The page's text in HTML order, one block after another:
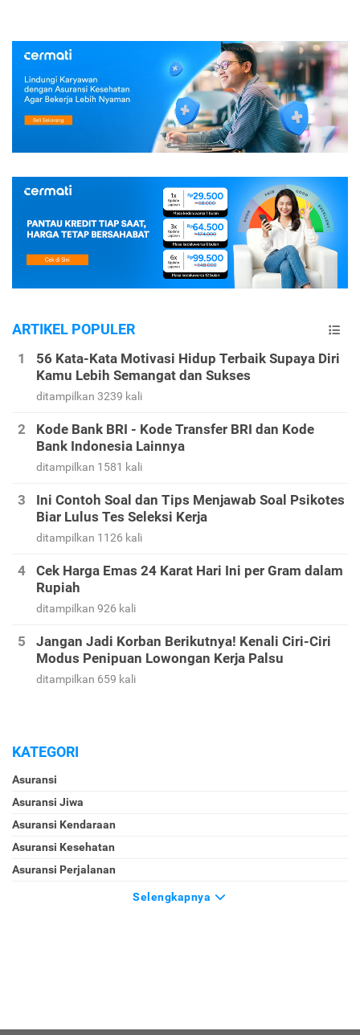
ARTIKEL POPULER
56 Kata-Kata Motivasi Hidup Terbaik Supaya Diri
Kamu Lebih Semangat dan Sukses
ditampilkan 3239 kali
Kode Bank BRI - Kode Transfer BRI dan Kode
Bank Indonesia Lainnya
ditampilkan 1581 kali
Ini Contoh Soal dan Tips Menjawab Soal Psikotes
Biar Lulus Tes Seleksi Kerja
ditampilkan 1126 kali
Cek Harga Emas 24 Karat Hari Ini per Gram dalam
Rupiah
ditampilkan 926 kali
Jangan Jadi Korban Berikutnya! Kenali Ciri-Ciri
Modus Penipuan Lowongan Kerja Palsu
ditampilkan 659 kali
KATEGORI
Asuransi
Asuransi Jiwa
Asuransi Kendaraan
Asuransi Kesehatan
Asuransi Perjalanan
Selengkapnya